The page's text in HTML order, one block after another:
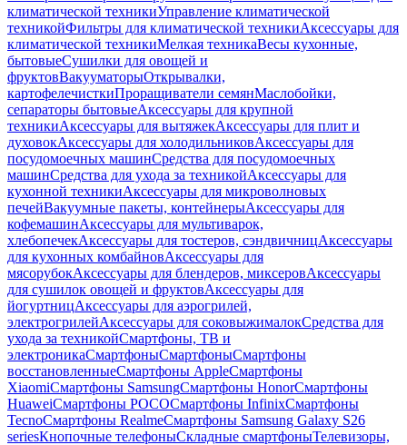
климатической техникиУправление климатической
техникойФильтры для климатической техникиАксессуары для
климатической техникиМелкая техникаВесы кухонные,
бытовыеСушилки для овощей и
фруктовВакууматорыОткрывалки,
картофелечисткиПроращиватели семянМаслобойки,
сепараторы бытовыеАксессуары для крупной
техникиАксессуары для вытяжекАксессуары для плит и
духовокАксессуары для холодильниковАксессуары для
посудомоечных машинСредства для посудомоечных
машинСредства для ухода за техникойАксессуары для
кухонной техникиАксессуары для микроволновых
печейВакуумные пакеты, контейнерыАксессуары для
кофемашинАксессуары для мультиварок,
хлебопечекАксессуары для тостеров, сэндвичницАксессуары
для кухонных комбайновАксессуары для
мясорубокАксессуары для блендеров, миксеровАксессуары
для сушилок овощей и фруктовАксессуары для
йогуртницАксессуары для аэрогрилей,
электрогрилейАксессуары для соковыжималокСредства для
ухода за техникойСмартфоны, ТВ и
электроникаСмартфоныСмартфоныСмартфоны
восстановленныеСмартфоны AppleСмартфоны
XiaomiСмартфоны SamsungСмартфоны HonorСмартфоны
HuaweiСмартфоны POCOСмартфоны InfinixСмартфоны
TecnoСмартфоны RealmeСмартфоны Samsung Galaxy S26
seriesКнопочные телефоныСкладные смартфоныТелевизоры,